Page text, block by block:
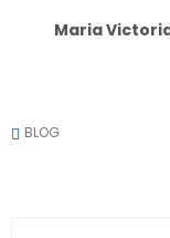
Maria
BLOG